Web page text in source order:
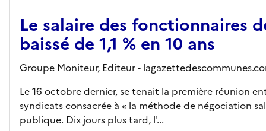
Le salaire des fonctionnaires
baissé de 1,1 % en 10 ans
Groupe Moniteur, Editeur-
Le 16 octobre dernier, se tenait la première réunion
syndicats consacrée à « la méthode de négociation
publique. Dix jours plus tard, l'...